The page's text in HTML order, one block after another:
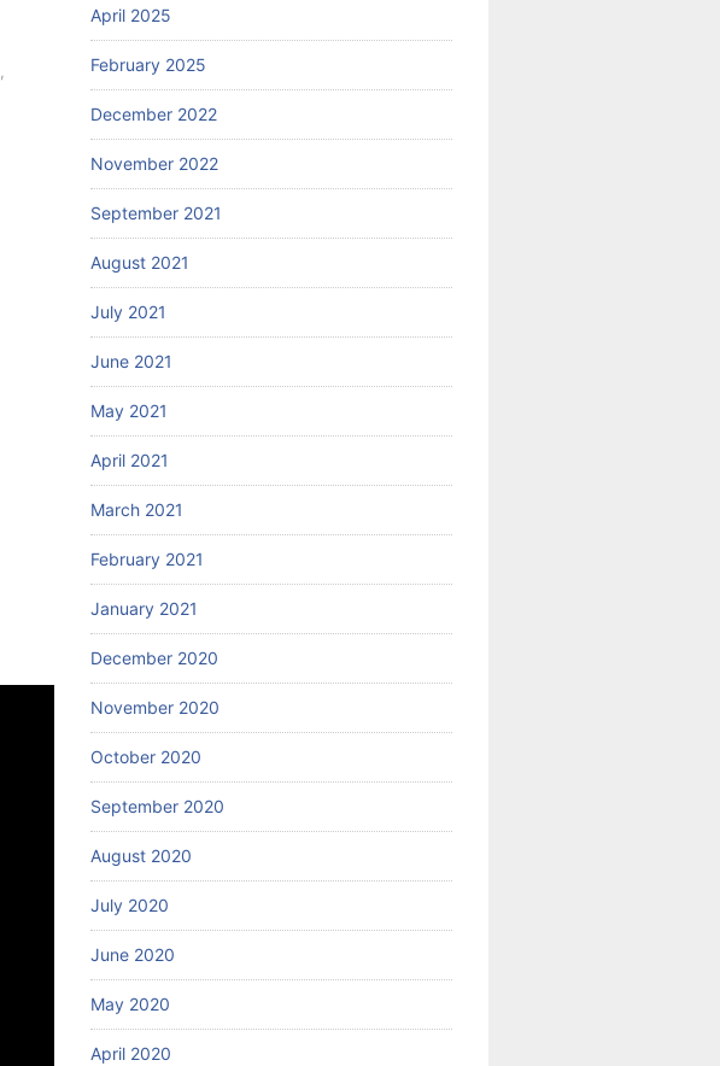
April 2025
February 2025
December 2022
November 2022
September 2021
August 2021
July 2021
June 2021
May 2021
April 2021
March 2021
February 2021
January 2021
December 2020
November 2020
October 2020
September 2020
August 2020
July 2020
June 2020
May 2020
April 2020